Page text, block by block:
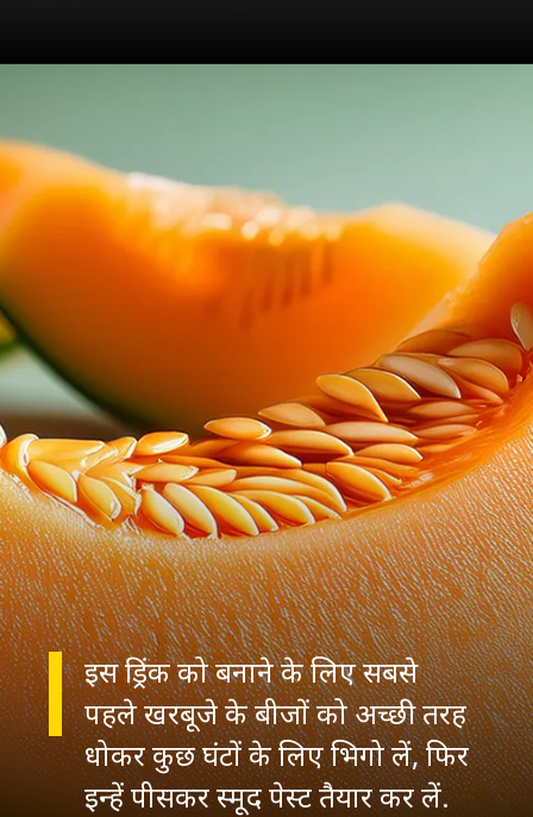
इस ड्रिंक को बनाने के लिए सबसे
पहले खरबूजे के बीजों को अच्छी तरह
धोकर कुछ घंटों के लिए भिगो लें, फिर
इन्हें पीसकर स्मूद पेस्ट तैयार कर लें.